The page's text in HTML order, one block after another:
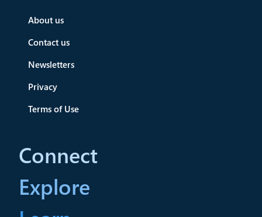
About us
Contact us
Newsletters
Privacy
Terms of Use
Connect
Explore